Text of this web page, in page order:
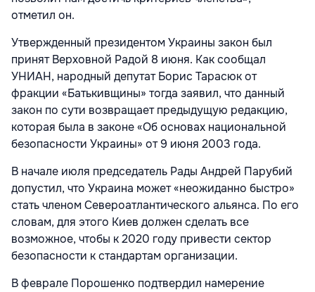
отметил он.
Утвержденный президентом Украины закон был
принят Верховной Радой 8 июня. Как сообщал
УНИАН, народный депутат Борис Тарасюк от
фракции «Батькивщины» тогда заявил, что данный
закон по сути возвращает предыдущую редакцию,
которая была в законе «Об основах национальной
безопасности Украины» от 9 июня 2003 года.
В начале июля председатель Рады Андрей Парубий
допустил, что Украина может «неожиданно быстро»
стать членом Североатлантического альянса. По его
словам, для этого Киев должен сделать все
возможное, чтобы к 2020 году привести сектор
безопасности к стандартам организации.
В феврале Порошенко подтвердил намерение